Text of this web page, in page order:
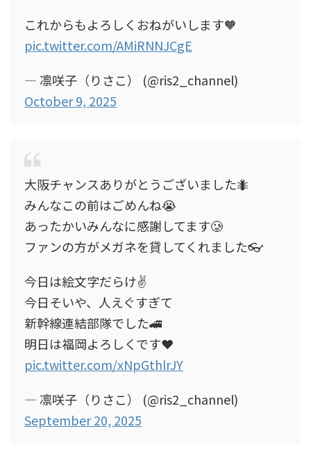
これからもよろしくおねがいします🧡
pic.twitter.com/AMiRNNJCgE
— 凛咲子（りさこ） (@ris2_channel)
October 9, 2025
大阪チャンスありがとうございました🐜
みんなこの前はごめんね😭
あったかいみんなに感謝してます🥲
ファンの方がメガネを貸してくれました👓
今日は絵文字だらけ✌️
今日そいや、人えぐすぎて
新幹線連結部隊でした🚄
明日は福岡よろしくです❤️
pic.twitter.com/xNpGthlrJY
— 凛咲子（りさこ） (@ris2_channel)
September 20, 2025